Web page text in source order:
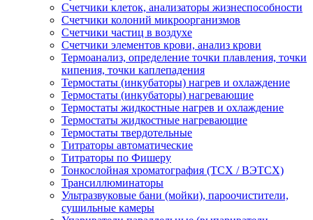
Счетчики клеток, анализаторы жизнеспособности
Счетчики колоний микроорганизмов
Счетчики частиц в воздухе
Счетчики элементов крови, анализ крови
Термоанализ, определение точки плавления, точки
кипения, точки каплепадения
Термостаты (инкубаторы) нагрев и охлаждение
Термостаты (инкубаторы) нагревающие
Термостаты жидкостные нагрев и охлаждение
Термостаты жидкостные нагревающие
Термостаты твердотельные
Титраторы автоматические
Титраторы по Фишеру
Тонкослойная хроматография (ТСХ / ВЭТСХ)
Трансиллюминаторы
Ультразвуковые бани (мойки), пароочистители,
сушильные камеры